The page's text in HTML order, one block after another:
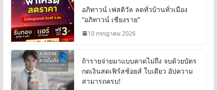
อภิทาวน์ เฟสติวัล ลดทั่วบ้านทั่วเมือง
“อภิทาวน์ เชียงราย”
10 กรกฎาคม 2026
ถ้ารายจ่ายมาแบบคาดไม่ถึง จบด้วยบัตร
กดเงินสดเฟิร์สช้อยส์ ใบเดียว อัปความ
สามารถครบ!